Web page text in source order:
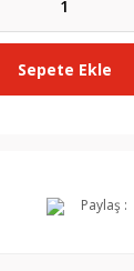
Sepete Ekle
Paylaş :